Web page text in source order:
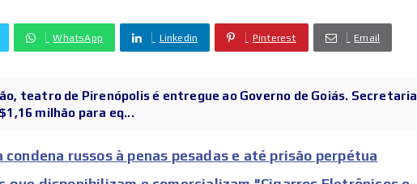
WhatsApp Linkedin Pinterest Email
teatro de Pirenópolis é entregue ao Governo de Goiás. Secretaria
milhão para eq...
condena russos à penas pesadas e até prisão perpétua